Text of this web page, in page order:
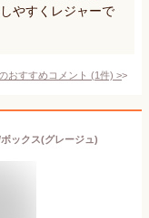
やすくレジャーで
おすすめコメント (1件) >
ックス(グレージュ)